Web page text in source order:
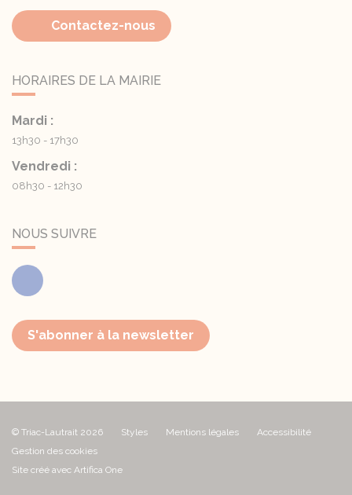
Contactez-nous
HORAIRES DE LA MAIRIE
Mardi :
13h30 - 17h30
Vendredi :
08h30 - 12h30
NOUS SUIVRE
Facebook
S'abonner à la newsletter
© Triac-Lautrait 2026 Styles Mentions légales
Accessibilité
Gestion des cookies
Site créé avec Artifica One